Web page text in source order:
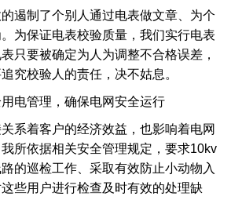
遏制了个别人通过电表做文章、为个
为保证电表校验质量，我们实行电表
只要被确定为人为调整不合格误差，
究校验人的责任，决不姑息。
电管理，确保电网安全运行
系着客户的经济效益，也影响着电网
所依据相关安全管理规定，要求10kv
的巡检工作、采取有效防止小动物 入
些用户进行检查及时有效的处理缺